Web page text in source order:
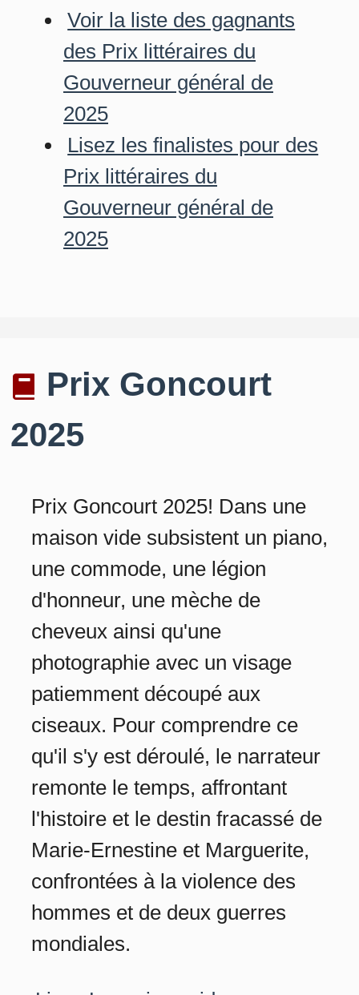
Voir la liste des gagnants
des Prix littéraires du
Gouverneur général de
2025
Lisez les finalistes pour des
Prix littéraires du
Gouverneur général de
2025
Prix Goncourt
2025
Prix Goncourt 2025! Dans une
maison vide subsistent un piano,
une commode, une légion
d'honneur, une mèche de
cheveux ainsi qu'une
photographie avec un visage
patiemment découpé aux
ciseaux. Pour comprendre ce
qu'il s'y est déroulé, le narrateur
remonte le temps, affrontant
l'histoire et le destin fracassé de
Marie-Ernestine et Marguerite,
confrontées à la violence des
hommes et de deux guerres
mondiales.